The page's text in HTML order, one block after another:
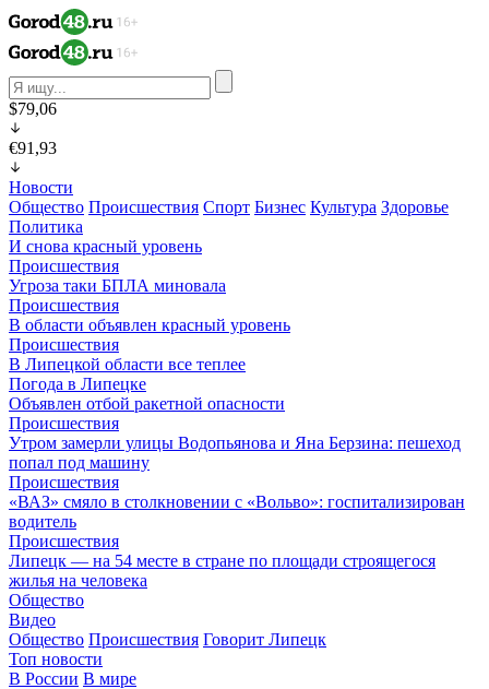
$79,06
€91,93
Новости
Общество Происшествия Спорт Бизнес Культура Здоровье
Политика
И снова красный уровень
Происшествия
Угроза таки БПЛА миновала
Происшествия
В области объявлен красный уровень
Происшествия
В Липецкой области все теплее
Погода в Липецке
Объявлен отбой ракетной опасности
Происшествия
Утром замерли улицы Водопьянова и Яна Берзина: пешеход
попал под машину
Происшествия
«ВАЗ» смяло в столкновении с «Вольво»: госпитализирован
водитель
Происшествия
Липецк — на 54 месте в стране по площади строящегося
жилья на человека
Общество
Видео
Общество Происшествия Говорит Липецк
Топ новости
В России В мире